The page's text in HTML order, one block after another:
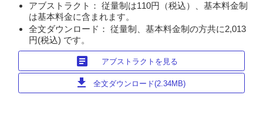
アブストラクト： 従量制は110円（税込）、基本料金制
は基本料金に含まれます。
全文ダウンロード： 従量制、基本料金制の方共に2,013
円(税込) です。
article アブストラクトを見る
download 全文ダウンロード(2.34MB)